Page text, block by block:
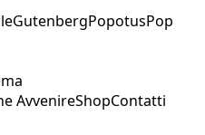
GutenbergPopotusPop
AvvenireShopContatti